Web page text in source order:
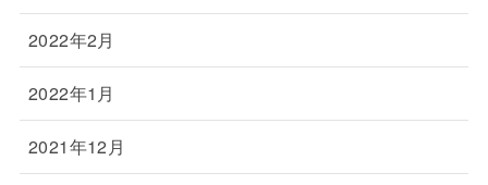
2022年2月
2022年1月
2021年12月